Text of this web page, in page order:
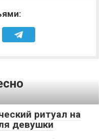
ритуал на
девушки